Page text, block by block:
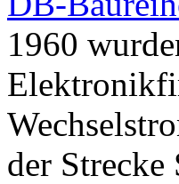
1960
der Strecke